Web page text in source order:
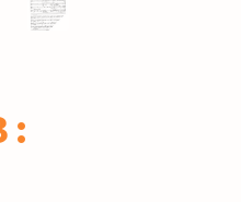
: